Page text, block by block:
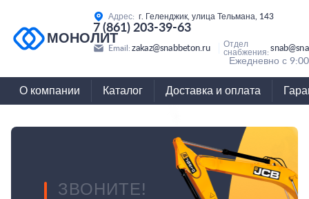
МОНОЛИТ
Адрес: г. Геленджик, улица Тельмана, 143
7 (861) 203-39-63
Email: zakaz@snabbeton.ru
Отдел
снабжения:
Ежедневно с
О компании Каталог Доставка и оплата
ЗВОНИТЕ!